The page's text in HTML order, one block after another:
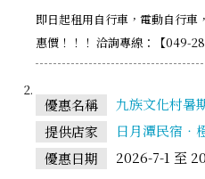
即日起租用自行車，電動自行車
惠價！！！ 洽詢專線：【049-
優惠名稱
九族文化村暑
提供店家
日月潭民宿‧
優惠日期
2026-7-1 至